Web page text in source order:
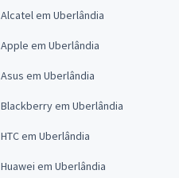
em Uberlândia
em Uberlândia
em Uberlândia
em Uberlândia
em Uberlândia
em Uberlândia